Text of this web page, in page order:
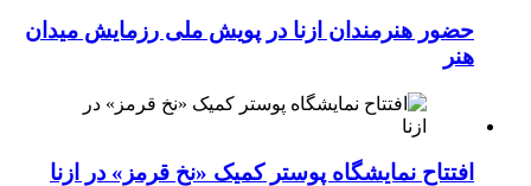
حضور هنرمندان ازنا در پویش ملی رزمایش میدان
هنر
افتتاح نمایشگاه پوستر کمیک «نخ قرمز» در ازنا